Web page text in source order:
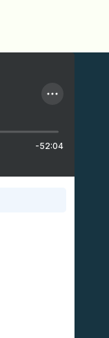
-52:04